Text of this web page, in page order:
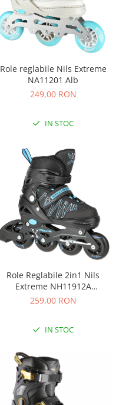
Role reglabile Nils Extreme
NA11201 Alb
249,00 RON
IN STOC
Role Reglabile 2in1 Nils
Extreme NH11912A
Negru/Albastru
259,00 RON
IN STOC